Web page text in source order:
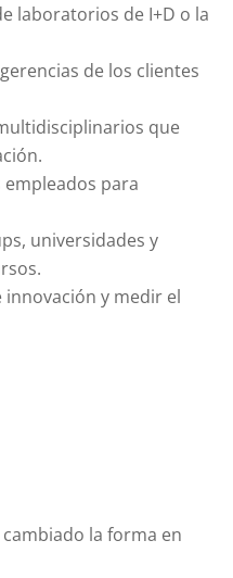
laboratorios de I+D o la
de los clientes
que
para
universidades y
innovación y medir el
la forma en